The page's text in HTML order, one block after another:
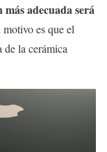
más adecuada será
es que el
la cerámica